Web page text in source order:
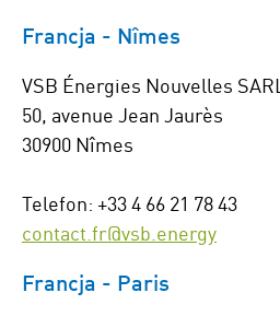
Francja - Nîmes
VSB Énergies Nouvelles SARL
50, avenue Jean Jaurès
30900 Nîmes
Telefon: +33 4 66 21 78 43
contact.fr@vsb.energy
Francja - Paris